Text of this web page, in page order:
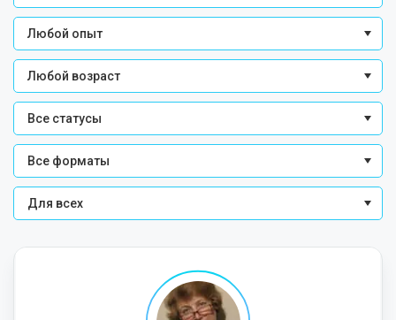
Любой опыт
Любой возраст
Все статусы
Все форматы
Для всех